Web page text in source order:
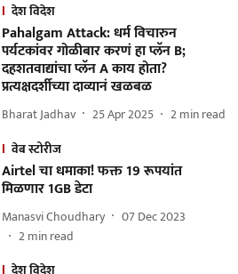
देश विदेश
Pahalgam Attack: धर्म विचारुन
पर्यटकांवर गोळीबार करणं हा प्लॅन B;
दहशतवाद्यांचा प्लॅन A काय होता?
प्रत्यक्षदर्शीच्या दाव्यानं खळबळ
Bharat Jadhav 25 Apr 2025 2min read
वेब स्टोरीज
Airtel चा धमाका! फक्त 19 रूपयांत
मिळणार 1GB डेटा
Manasvi Choudhary
07 Dec 2023
2min read